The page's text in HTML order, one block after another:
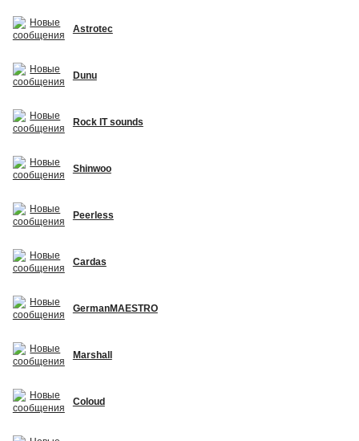
Astrotec
Dunu
Rock IT sounds
Shinwoo
Peerless
Cardas
GermanMAESTRO
Marshall
Coloud